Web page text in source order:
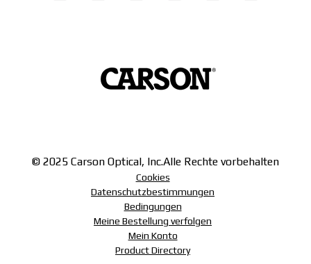
© 2025 Carson Optical, Inc.Alle Rechte vorbehalten
Cookies
Datenschutzbestimmungen
Bedingungen
Meine Bestellung verfolgen
Mein Konto
Product Directory